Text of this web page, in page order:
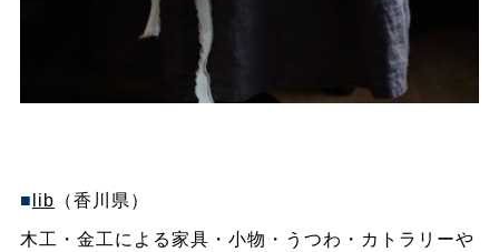
■ lib （香川県）
木工・金工による家具・小物・うつわ・カトラリーや